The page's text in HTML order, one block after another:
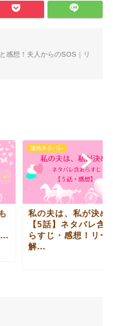
感想！夫人からのSOS｜リ
漫画ネタバレ
私の夫は、私が決め
【5話】ネタバレ含
らすじ・感想！リー
解...